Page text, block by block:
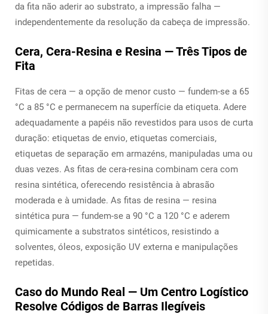
da fita não aderir ao substrato, a impressão falha —
independentemente da resolução da cabeça de impressão.
Cera, Cera-Resina e Resina — Três Tipos de
Fita
Fitas de cera — a opção de menor custo — fundem-se a 65
°C a 85 °C e permanecem na superfície da etiqueta. Adere
adequadamente a papéis não revestidos para usos de curta
duração: etiquetas de envio, etiquetas comerciais,
etiquetas de separação em armazéns, manipuladas uma ou
duas vezes. As fitas de cera-resina combinam cera com
resina sintética, oferecendo resistência à abrasão
moderada e à umidade. As fitas de resina — resina
sintética pura — fundem-se a 90 °C a 120 °C e aderem
quimicamente a substratos sintéticos, resistindo a
solventes, óleos, exposição UV externa e manipulações
repetidas.
Caso do Mundo Real — Um Centro Logístico
Resolve Códigos de Barras Ilegíveis